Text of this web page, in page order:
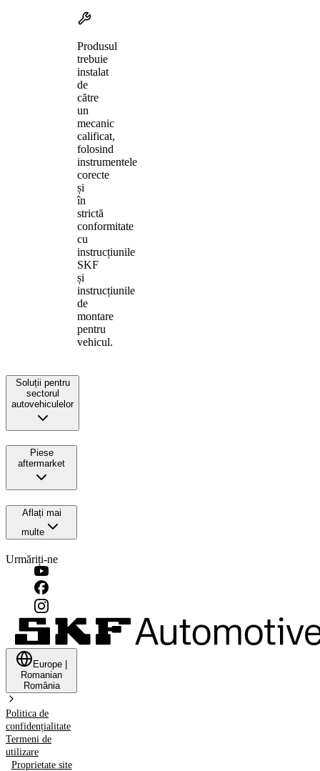
Produsul
trebuie
instalat
de
către
un
mecanic
calificat,
folosind
instrumentele
corecte
și
în
strictă
conformitate
cu
instrucțiunile
SKF
și
instrucțiunile
de
montare
pentru
vehicul.
Soluții pentru
sectorul
autovehiculelor
Piese
aftermarket
Aflați mai
multe
Urmăriți-ne
Europe
Romanian
România
Politica de
confidențialitate
Termeni de
utilizare
Proprietate site